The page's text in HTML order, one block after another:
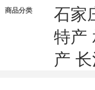
商品分类
石家
特产
产